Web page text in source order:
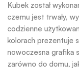
Kubek został
czemu jest trwały,
codzienne
kolorach prezentuje
nowoczesna grafika
zarówno do domu,